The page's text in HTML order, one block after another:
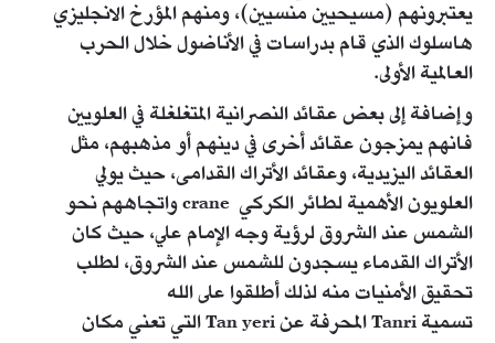
يعتبرونهم (مسيحيين منسيين)، ومنهم المؤرخ الانجليزي
هاسلوك الذي قام بدراسات في الأناضول خلال الحرب
العالمية الأولى.
وإضافة إلى بعض عقائد النصرانية المتغلغلة في العلويين
فانهم يمزجون عقائد أخرى في دينهم أو مذهبهم، مثل
العقائد اليزيدية، وعقائد الأتراك القدامى، حيث يولي
العلويون الأهمية لطائر الكركي crane واتجاههم نحو
الشمس عند الشروق لرؤية وجه الإمام علي، حيث كان
الأتراك القدماء يسجدون للشمس عند الشروق، لطلب
تحقيق الأمنيات منه لذلك أطلقوا على الله
تسمية Tanri المحرفة عن Tan yeri التي تعني مكان